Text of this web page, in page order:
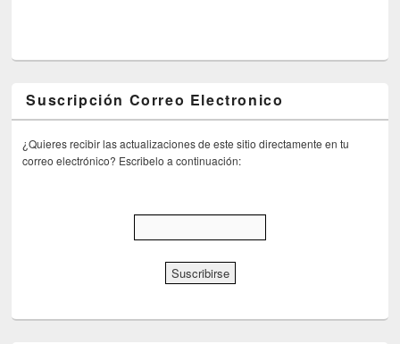
Suscripción Correo Electronico
¿Quieres recibir las actualizaciones de este sitio directamente en tu
correo electrónico? Escribelo a continuación: